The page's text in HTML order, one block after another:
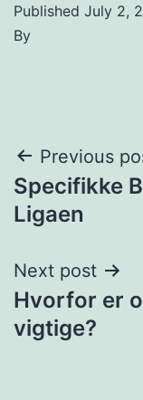
Published July 2,
By
Post
Previous
Specifikke
Ligaen
Next post
Hvorfor er
vigtige?